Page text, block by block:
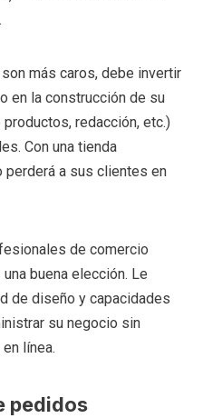
más caros, debe invertir
en la construcción de su
redacción, etc.)
Con una tienda
perderá a sus clientes en
de comercio
una buena elección. Le
de diseño y capacidades
su negocio sin
línea.
pedidos